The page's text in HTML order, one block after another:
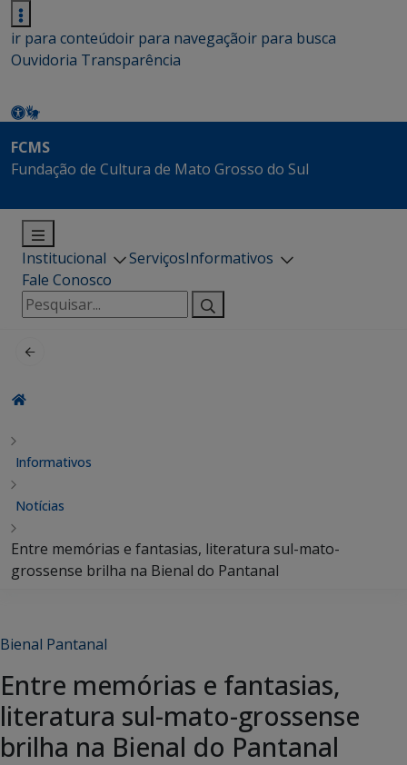
ir para conteúdoir para navegaçãoir para busca
Ouvidoria Transparência
FCMS
Fundação de Cultura de Mato Grosso do Sul
Institucional ServiçosInformativos
Fale Conosco
Pesquisar
por:
Informativos
Notícias
Entre memórias e fantasias, literatura sul-mato-
grossense brilha na Bienal do Pantanal
Bienal Pantanal
Entre memórias e fantasias,
literatura sul-mato-grossense
brilha na Bienal do Pantanal